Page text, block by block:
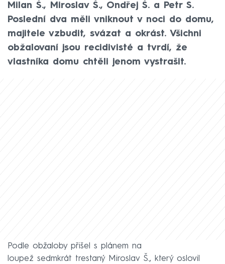
Milan Š., Miroslav Š., Ondřej Š. a Petr S.
Poslední dva měli vniknout v noci do domu,
majitele vzbudit, svázat a okrást. Všichni
obžalovaní jsou recidivisté a tvrdí, že
vlastníka domu chtěli jenom vystrašit.
Podle obžaloby přišel s plánem na
loupež sedmkrát trestaný Miroslav Š., který oslovil